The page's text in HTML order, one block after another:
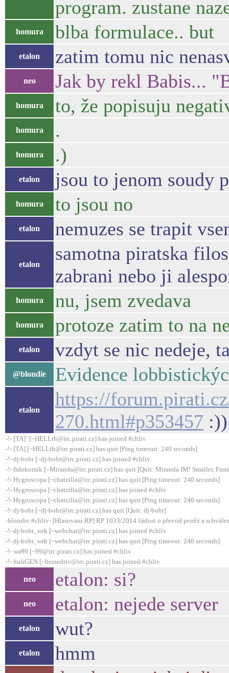
program. zustane
homura blba formulace.. but
etalon zatim tomu nic
neo Jak by rekl Babis...
homura to, že popisuju
homura .
homura .)
etalon jsou to jenom soudy
homura to jsou no
etalon nemuzes se trapit
etalon
samotna piratska
zabrani nebo ji
homura nu, jsem zvedava
homura protoze zatim to na
etalon vzdyt se nic nedeje,
@blondie Evidence
etalon
https://
270.html#p353457 :))
-!- [TA]` [~HELLth@irc.pirati.cz] has joined #chliv
-!- [TA] [~HELLth@irc.pirati.cz] has quit [Ping timeout: 240 seconds]
-!- dj-bobr [~dj-bobr@irc.pirati.cz] has joined #chliv
-!- fidokomik [~Miranda@irc.pirati.cz] has quit [Quit: Miranda IM! Smaller,
-!- Hygroscopa [~chatzilla@irc.pirati.cz] has quit [Ping timeout: 240 seconds]
-!- Hygroscopa [~chatzilla@irc.pirati.cz] has joined #chliv
-!- Hygroscopa [~chatzilla@irc.pirati.cz] has quit [Ping timeout: 240 seconds]
-!- dj-bobr [~dj-bobr@irc.pirati.cz] has quit [Quit: dj-bobr]
-blondie:#chliv- [Hlasovani RP] RP 1033/2014 žádost o převod peněz a
-!- dj-bobr_wrk [~webchat@irc.pirati.cz] has joined #chliv
-!- dj-bobr_wrk [~webchat@irc.pirati.cz] has quit [Ping timeout: 240 seconds]
-!- wa99 [~99@irc.pirati.cz] has joined #chliv
-!- huliGEN [~horsedriv@irc.pirati.cz] has joined #chliv
neo etalon: si?
neo etalon: nejede server
etalon wut?
etalon hmm